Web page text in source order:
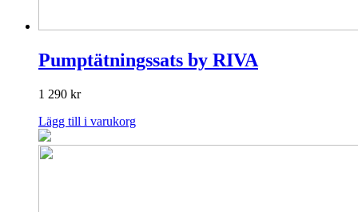
Pumptätningssats by RIVA
1 290 kr
Lägg till i varukorg